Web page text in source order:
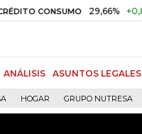
CONSUMO 29,66% +0,87%
ANÁLISIS ASUNTOS LEGALES
HOGAR GRUPO NUTRESA